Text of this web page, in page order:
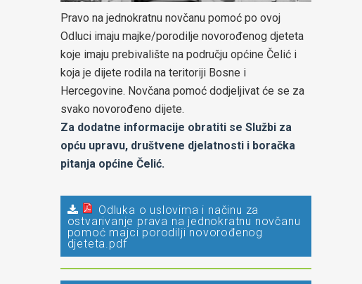
Pravo na jednokratnu novčanu pomoć po ovoj
Odluci imaju majke/porodilje novorođenog djeteta
koje imaju prebivalište na području općine Čelić i
koja je dijete rodila na teritoriji Bosne i
Hercegovine. Novčana pomoć dodjeljivat će se za
svako novorođeno dijete.
Za dodatne informacije obratiti se Službi za
opću upravu, društvene djelatnosti i boračka
pitanja općine Čelić.
Odluka o uslovima i načinu za
ostvarivanje prava na jednokratnu novčanu
pomoć majci porodilji novorođenog
djeteta.pdf